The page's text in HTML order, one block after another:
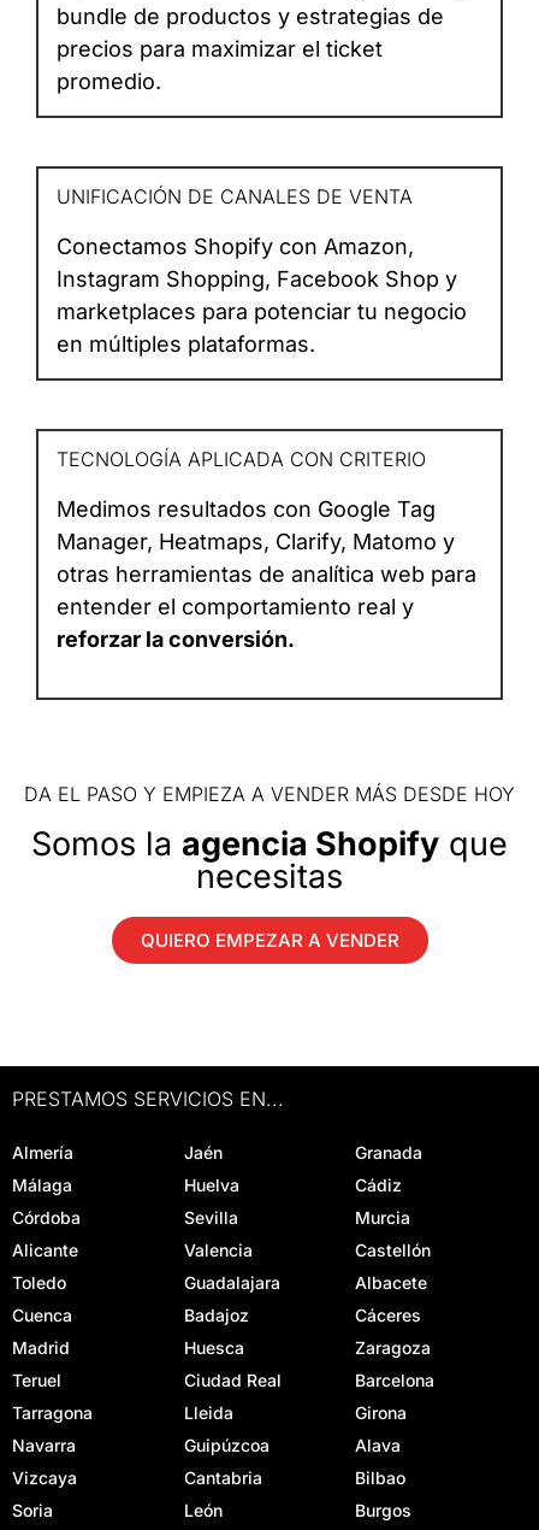
bundle de productos y estrategias de
precios para maximizar el ticket
promedio.
UNIFICACIÓN DE CANALES DE VENTA
Conectamos Shopify con Amazon,
Instagram Shopping, Facebook Shop y
marketplaces para potenciar tu negocio
en múltiples plataformas.
TECNOLOGÍA APLICADA CON CRITERIO
Medimos resultados con Google Tag
Manager, Heatmaps, Clarify, Matomo y
otras herramientas de analítica web para
entender el comportamiento real y
reforzar la conversión.
DA EL PASO Y EMPIEZA A VENDER MÁS DESDE HOY
Somos la agencia Shopify que
necesitas
QUIERO EMPEZAR A VENDER
PRESTAMOS SERVICIOS EN...
Almería Jaén
Granada
Málaga
Huelva
Cádiz
Córdoba
Sevilla
Murcia
Alicante
Valencia
Castellón
Toledo
Guadalajara
Albacete
Cuenca
Badajoz
Cáceres
Madrid
Huesca
Zaragoza
Teruel
Ciudad Real
Barcelona
Tarragona
Lleida
Girona
Navarra
Guipúzcoa
Alava
Vizcaya
Cantabria
Bilbao
Soria
León
Burgos